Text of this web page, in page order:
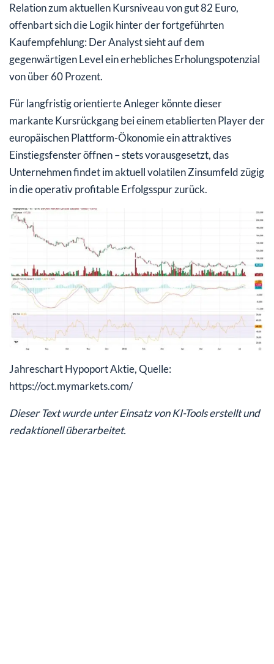
Relation zum aktuellen Kursniveau von gut 82 Euro,
offenbart sich die Logik hinter der fortgeführten
Kaufempfehlung: Der Analyst sieht auf dem
gegenwärtigen Level ein erhebliches Erholungspotenzial
von über 60 Prozent.
Für langfristig orientierte Anleger könnte dieser
markante Kursrückgang bei einem etablierten Player der
europäischen Plattform-Ökonomie ein attraktives
Einstiegsfenster öffnen – stets vorausgesetzt, das
Unternehmen findet im aktuell volatilen Zinsumfeld zügig
in die operativ profitable Erfolgsspur zurück.
Jahreschart Hypoport Aktie, Quelle:
https://oct.mymarkets.com/
Dieser Text wurde unter Einsatz von KI-Tools erstellt und
redaktionell überarbeitet.